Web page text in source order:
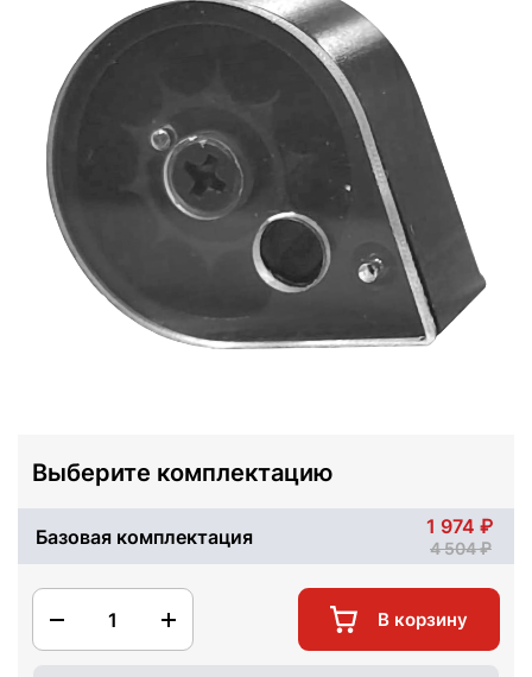
Выберите комплектацию
Базовая комплектация 1 974
4 504
1 В корзину